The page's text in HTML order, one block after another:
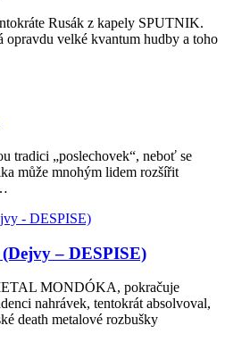
Rusák z kapely SPUTNIK.
opravdu velké kvantum hudby a toho
tradici „poslechovek“, neboť se
může mnohým lidem rozšířit
– DESPISE)
MONDÓKA, pokračuje
nahrávek, tentokrát absolvoval,
death metalové rozbušky